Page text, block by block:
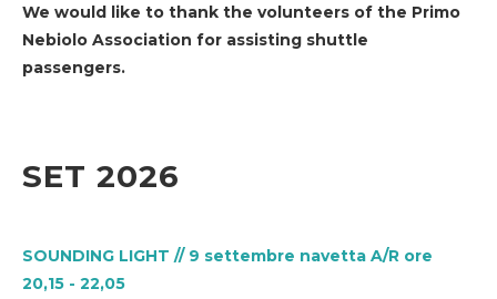
We would like to thank the volunteers of the Primo
Nebiolo Association for assisting shuttle
passengers.
SET 2026
SOUNDING LIGHT // 9 settembre navetta A/R ore
20,15 - 22,05